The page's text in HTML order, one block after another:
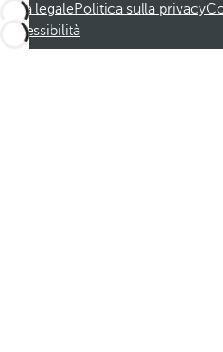
Nota legalePolitica sulla privacy
Accessibilità